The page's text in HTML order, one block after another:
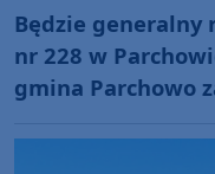
Będzie
nr 228 w
gmina Parchowo